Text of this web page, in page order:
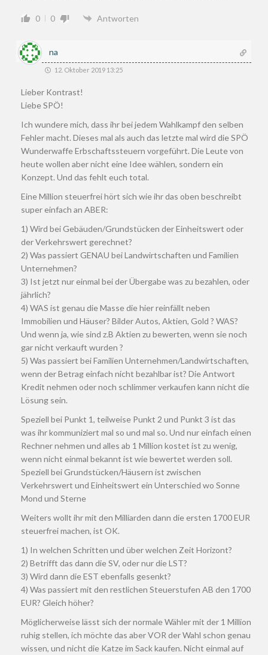
0 0 Antworten
na
12. Oktober 2019 13:25
Lieber Kontrast!
Liebe SPÖ!
Ich wundere mich, dass ihr bei jedem Wahlkampf den selben
Fehler macht. Dieses mal als auch das letzte mal wird die SPÖ
Wunderwaffe Erbschaftssteuern vorgeführt. Die Leute von
heute wollen aber nicht eine Idee wählen, sondern ein
Konzept. Und das fehlt euch total.
Eine Million steuerfrei hört sich wie ihr das oben beschreibt
super einfach an ABER:
1) Wird bei Gebäuden/Grundstücken der Einheitswert oder
der Verkehrswert gerechnet?
2) Was passiert GENAU bei Landwirtschaften und Familien
Unternehmen?
3) Ist jetzt nur einmal bei der Übergabe was zu bezahlen, oder
jährlich?
4) WAS ist genau die Masse die hier reinfällt neben
Immobilien und Häuser? Bilder Autos, Aktien, Gold ? WAS?
Und wenn ja, wie sind z.B Aktien zu bewerten, wenn sie noch
gar nicht verkauft wurden ?
5) Was passiert bei Familien Unternehmen/Landwirtschaften,
wenn der Betrag einfach nicht bezahlbar ist? Die Antwort
Kredit nehmen oder noch schlimmer verkaufen kann nicht die
Lösung sein.
Speziell bei Punkt 1, teilweise Punkt 2 und Punkt 3 ist das
was ihr kommuniziert mal so und mal so. Und nur einfach einen
Rechner nehmen und alles ab 1 Million kostet ist zu wenig,
wenn nicht einmal bekannt ist wie bewertet werden soll.
Speziell bei Grundstücken/Häusern ist zwischen
Verkehrswert und Einheitswert ein Unterschied wo Sonne
Mond und Sterne
Weiters wollt ihr mit den Milliarden dann die ersten 1700 EUR
steuerfrei machen, ist OK.
1) In welchen Schritten und über welchen Zeit Horizont?
2) Betrifft das dann die SV, oder nur die LST?
3) Wird dann die EST ebenfalls gesenkt?
4) Was passiert mit den restlichen Steuerstufen AB den 1700
EUR? Gleich höher?
Möglicherweise lässt sich der normale Wähler mit der 1 Million
ruhig stellen, ich möchte das aber VOR der Wahl schon genau
wissen, und nicht die Katze im Sack kaufen. Nicht einmal auf